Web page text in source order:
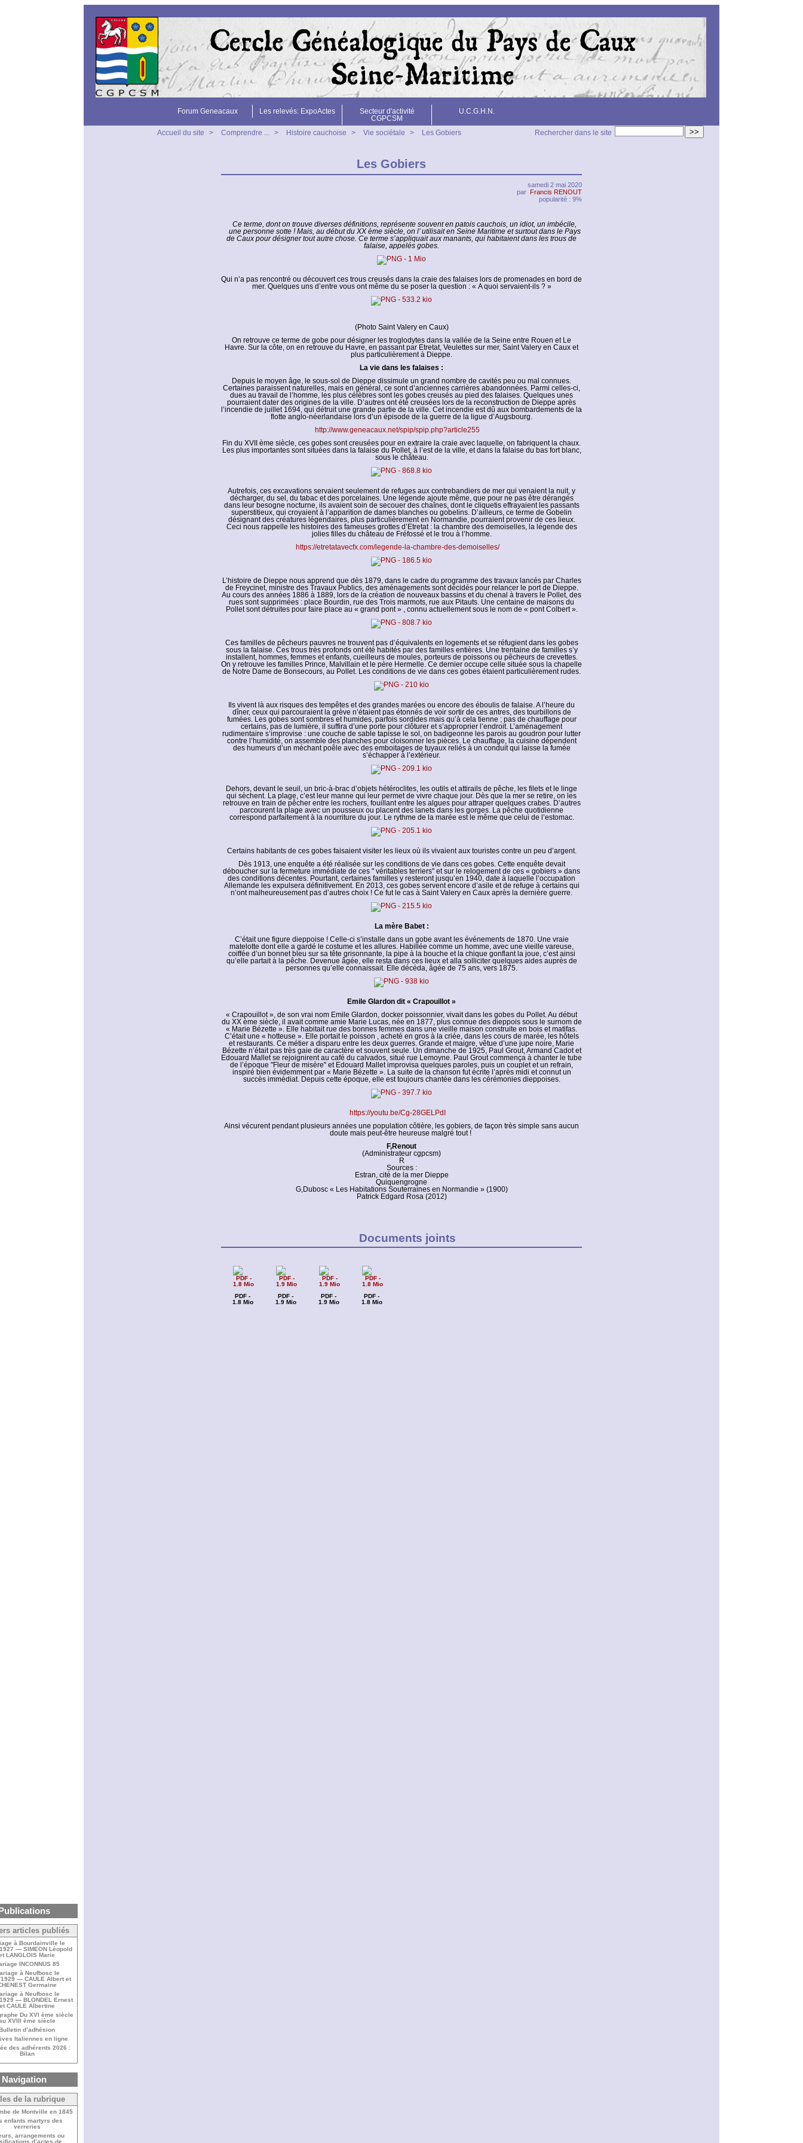
Forum Geneacaux Les relevés: ExpoActes
Secteur d'activité
CGPCSM
U.C.G.H.N.
>>
Rechercher dans le site
Accueil du site > Comprendre ... > Histoire cauchoise > Vie sociétale > Les Gobiers
Les Gobiers
samedi 2 mai 2020
par Francis RENOUT
popularité : 9%
Ce terme, dont on trouve diverses définitions, représente souvent en patois cauchois, un idiot, un imbécile,
une personne sotte ! Mais, au début du XX ème siècle, on l’ utilisait en Seine Maritime et surtout dans le Pays
de Caux pour désigner tout autre chose. Ce terme s’appliquait aux manants, qui habitaient dans les trous de
falaise, appelés gobes.
Qui n’a pas rencontré ou découvert ces trous creusés dans la craie des falaises lors de promenades en bord de
mer. Quelques uns d’entre vous ont même du se poser la question : « A quoi servaient-ils ? »
(Photo Saint Valery en Caux)
On retrouve ce terme de gobe pour désigner les troglodytes dans la vallée de la Seine entre Rouen et Le
Havre. Sur la côte, on en retrouve du Havre, en passant par Etretat, Veulettes sur mer, Saint Valery en Caux et
plus particulièrement à Dieppe.
La vie dans les falaises :
Depuis le moyen âge, le sous-sol de Dieppe dissimule un grand nombre de cavités peu ou mal connues.
Certaines paraissent naturelles, mais en général, ce sont d’anciennes carrières abandonnées. Parmi celles-ci,
dues au travail de l’homme, les plus célèbres sont les gobes creusés au pied des falaises. Quelques unes
pourraient dater des origines de la ville. D’autres ont été creusées lors de la reconstruction de Dieppe après
l’incendie de juillet 1694, qui détruit une grande partie de la ville. Cet incendie est dû aux bombardements de la
flotte anglo-néerlandaise lors d’un épisode de la guerre de la ligue d’Augsbourg.
http://www.geneacaux.net/spip/spip.php?article255
Fin du XVII ème siècle, ces gobes sont creusées pour en extraire la craie avec laquelle, on fabriquent la chaux.
Les plus importantes sont situées dans la falaise du Pollet, à l’est de la ville, et dans la falaise du bas fort blanc,
sous le château.
Autrefois, ces excavations servaient seulement de refuges aux contrebandiers de mer qui venaient la nuit, y
décharger, du sel, du tabac et des porcelaines. Une légende ajoute même, que pour ne pas être dérangés
dans leur besogne nocturne, ils avaient soin de secouer des chaînes, dont le cliquetis effrayaient les passants
superstitieux, qui croyaient à l’apparition de dames blanches ou gobelins. D’ailleurs, ce terme de Gobelin
désignant des créatures légendaires, plus particulièrement en Normandie, pourraient provenir de ces lieux.
Ceci nous rappelle les histoires des fameuses grottes d’Etretat : la chambre des demoiselles, la légende des
jolies filles du château de Fréfossé et le trou à l’homme.
https://etretatavecfx.com/legende-la-chambre-des-demoiselles/
L’histoire de Dieppe nous apprend que dès 1879, dans le cadre du programme des travaux lancés par Charles
de Freycinet, ministre des Travaux Publics, des aménagements sont décidés pour relancer le port de Dieppe.
Au cours des années 1886 à 1889, lors de la création de nouveaux bassins et du chenal à travers le Pollet, des
rues sont supprimées : place Bourdin, rue des Trois marmots, rue aux Pitauts. Une centaine de maisons du
Pollet sont détruites pour faire place au « grand pont » , connu actuellement sous le nom de « pont Colbert ».
Ces familles de pêcheurs pauvres ne trouvent pas d’équivalents en logements et se réfugient dans les gobes
sous la falaise. Ces trous très profonds ont été habités par des familles entières. Une trentaine de familles s’y
installent, hommes, femmes et enfants, cueilleurs de moules, porteurs de poissons ou pêcheurs de crevettes.
On y retrouve les familles Prince, Malvillain et le père Hermelle. Ce dernier occupe celle située sous la chapelle
de Notre Dame de Bonsecours, au Pollet. Les conditions de vie dans ces gobes étaient particulièrement rudes.
Ils vivent là aux risques des tempêtes et des grandes marées ou encore des éboulis de falaise. A l’heure du
dîner, ceux qui parcouraient la grève n’étaient pas étonnés de voir sortir de ces antres, des tourbillons de
fumées. Les gobes sont sombres et humides, parfois sordides mais qu’à cela tienne ; pas de chauffage pour
certains, pas de lumière, il suffira d’une porte pour clôturer et s’approprier l’endroit. L’aménagement
rudimentaire s’improvise : une couche de sable tapisse le sol, on badigeonne les parois au goudron pour lutter
contre l’humidité, on assemble des planches pour cloisonner les pièces. Le chauffage, la cuisine dépendent
des humeurs d’un méchant poêle avec des emboitages de tuyaux reliés à un conduit qui laisse la fumée
s’échapper à l’extérieur.
Dehors, devant le seuil, un bric-à-brac d’objets hétéroclites, les outils et attirails de pêche, les filets et le linge
qui sèchent. La plage, c’est leur manne qui leur permet de vivre chaque jour. Dès que la mer se retire, on les
retrouve en train de pêcher entre les rochers, fouillant entre les algues pour attraper quelques crabes. D’autres
parcourent la plage avec un pousseux ou placent des lanets dans les gorges. La pêche quotidienne
correspond parfaitement à la nourriture du jour. Le rythme de la marée est le même que celui de l’estomac.
Certains habitants de ces gobes faisaient visiter les lieux où ils vivaient aux touristes contre un peu d’argent.
Dès 1913, une enquête a été réalisée sur les conditions de vie dans ces gobes. Cette enquête devait
déboucher sur la fermeture immédiate de ces " véritables terriers" et sur le relogement de ces « gobiers » dans
des conditions décentes. Pourtant, certaines familles y resteront jusqu’en 1940, date à laquelle l’occupation
Allemande les expulsera définitivement. En 2013, ces gobes servent encore d’asile et de refuge à certains qui
n’ont malheureusement pas d’autres choix ! Ce fut le cas à Saint Valery en Caux après la dernière guerre.
La mère Babet :
C’était une figure dieppoise ! Celle-ci s’installe dans un gobe avant les événements de 1870. Une vraie
matelotte dont elle a gardé le costume et les allures. Habillée comme un homme, avec une vieille vareuse,
coiffée d’un bonnet bleu sur sa tête grisonnante, la pipe à la bouche et la chique gonflant la joue, c’est ainsi
qu’elle partait à la pêche. Devenue âgée, elle resta dans ces lieux et alla solliciter quelques aides auprès de
personnes qu’elle connaissait. Elle décéda, âgée de 75 ans, vers 1875.
Emile Glardon dit « Crapouillot »
« Crapouillot », de son vrai nom Emile Glardon, docker poissonnier, vivait dans les gobes du Pollet. Au début
du XX ème siècle, il avait comme amie Marie Lucas, née en 1877, plus connue des dieppois sous le surnom de
« Marie Bézette ». Elle habitait rue des bonnes femmes dans une vieille maison construite en bois et matifas.
C’était une « hotteuse ». Elle portait le poisson , acheté en gros à la criée, dans les cours de marée, les hôtels
et restaurants. Ce métier a disparu entre les deux guerres. Grande et maigre, vêtue d’une jupe noire, Marie
Bézette n’était pas très gaie de caractère et souvent seule. Un dimanche de 1925, Paul Grout, Armand Cadot et
Edouard Mallet se rejoignirent au café du calvados, situé rue Lemoyne. Paul Grout commença à chanter le tube
de l’époque "Fleur de misère" et Edouard Mallet improvisa quelques paroles, puis un couplet et un refrain,
inspiré bien évidemment par « Marie Bézette ». La suite de la chanson fut écrite l’après midi et connut un
succès immédiat. Depuis cette époque, elle est toujours chantée dans les cérémonies dieppoises.
https://youtu.be/Cg-28GELPdI
Ainsi vécurent pendant plusieurs années une population côtière, les gobiers, de façon très simple sans aucun
doute mais peut-être heureuse malgré tout !
F,Renout
(Administrateur cgpcsm)
R
Sources :
Estran, cité de la mer Dieppe
Quiquengrogne
G,Dubosc « Les Habitations Souterraines en Normandie » (1900)
Patrick Edgard Rosa (2012)
Documents joints
PDF -
1.8 Mio
PDF -
1.9 Mio
PDF -
1.9 Mio
PDF -
1.8 Mio
articles publiés
à Bourdainville le
— SIMEON Léopold
LANGLOIS Marie
INCONNUS 85
à Neufbosc le
— CAULE Albert et
Germaine
à Neufbosc le
— BLONDEL Ernest
CAULE Albertine
Du XVI ème siècle
XVIII ème siècle
d’adhésion
Italiennes en ligne
des adhérents 2026 :
Bilan
Navigation
de la rubrique
de Montville en 1845
enfants martyrs des
verreries
arrangements ou
d’actes de